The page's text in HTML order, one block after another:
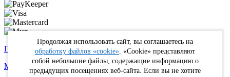
Политика в отношении обработки персональных данных
Max
WhatsApp Telegram вКонтакте Youtube Rutube
Продолжая использовать сайт, вы соглашаетесь на
обработку файлов «cookie» . «Cookie» представляют
собой небольшие файлы, содержащие информацию о
предыдущих посещениях веб-сайта. Если вы не хотите